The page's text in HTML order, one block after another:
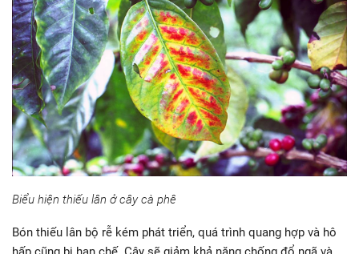
Khi thiếu lân
Thiếu lân sẽ làm chậm quá trình ra hoa ở cây, tỷ lệ thụ quả
cũng ít hơn và quả thường không có chất lượng tốt. Các quá
trình tổng hợp chất dinh dưỡng bị kém hiệu suất, khó tổng hợp
được protein cần thiết cho cây.